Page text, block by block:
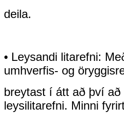
deila.
• Leysandi litarefni:
umhverfis- og
breytast í átt að því
leysilitarefni. Minni